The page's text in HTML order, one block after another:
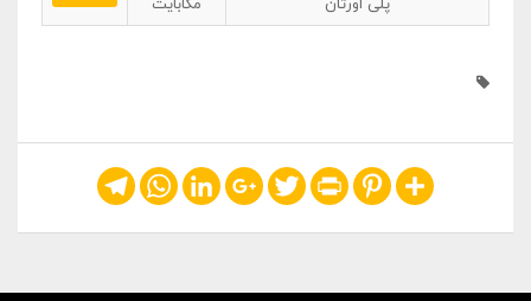
پلی اورتان
مگابایت
Share
Pinterest
Print
Twitter
Google+
LinkedIn
WhatsApp
Telegram